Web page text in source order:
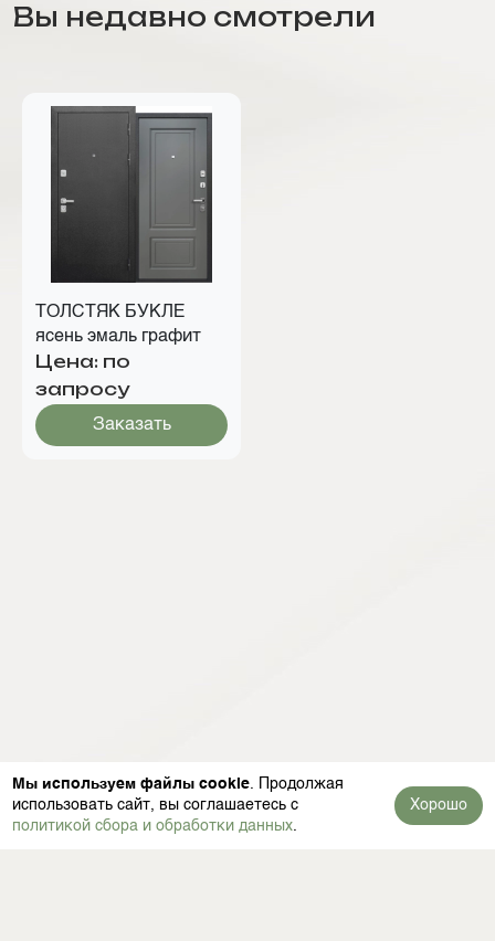
Вы недавно смотрели
ТОЛСТЯК БУКЛЕ
ясень эмаль графит
Цена: по
запросу
Заказать
Мы используем файлы cookie. Продолжая
использовать сайт, вы соглашаетесь с
политикой сбора и обработки данных.
Хорошо